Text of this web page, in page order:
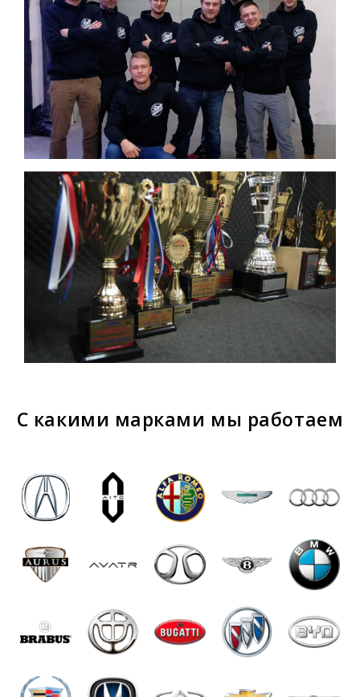
имеют обширный опыт работы с различными моделями
автомобилей, включая китайские и азиатские марки,
что позволяет нам гарантировать эффективную
русификацию систем управления.
Особенности и этапы
процедуры
Наша компания осуществляет полный и точный
перевод всех без исключения бортовых устройств с
помощью специального диагностического
оборудования. Выполнение данных манипуляций
позволяет снять все неудобства у владельцев
иностранных автомобилей, обеспечив дополнительный
комфорт и безопасность в управлении.
Русификация производится в несколько шагов:
Устанавливаются необходимые
инструкциями завода-производителя
автомобиля. Это позволяет открыть ранее
не используемые опции машины.
Радио и системы измерения адаптируются
в ходе русификации под отечественные
стандарты.
После прошивки проверяется
работоспособность всех функций.
транспортного средства данный процесс занимает 2-5
С какими марками мы работаем